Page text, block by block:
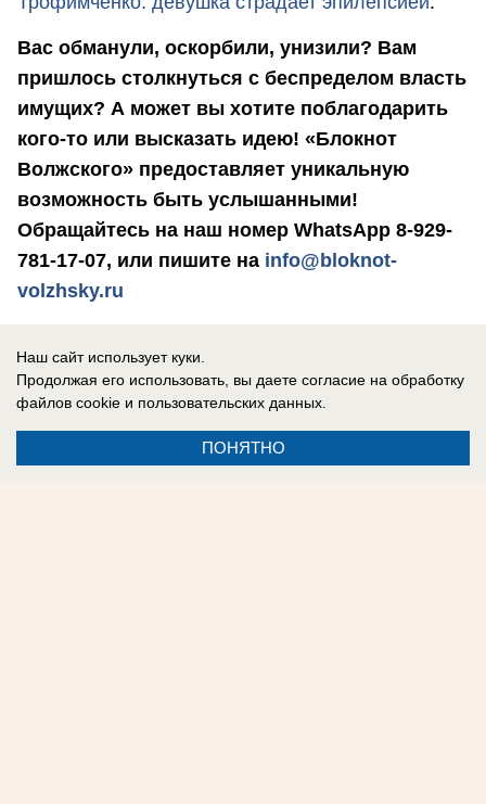
Вас обманули, оскорбили, унизили? Вам
пришлось столкнуться с беспределом власть
имущих? А может вы хотите поблагодарить
кого-то или высказать идею! «Блокнот
Волжского» предоставляет уникальную
возможность быть услышанными!
Обращайтесь на наш номер WhatsApp 8-929-
781-17-07, или пишите на info@bloknot-
volzhsky.ru
Наш сайт использует куки.
Продолжая его использовать, вы даете согласие на обработку
файлов cookie и пользовательских данных.
ПОНЯТНО